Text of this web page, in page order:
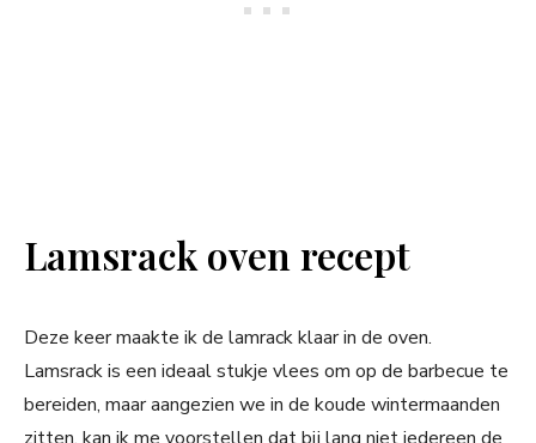
Lamsrack oven recept
Deze keer maakte ik de lamrack klaar in de oven.
Lamsrack is een ideaal stukje vlees om op de barbecue te
bereiden, maar aangezien we in de koude wintermaanden